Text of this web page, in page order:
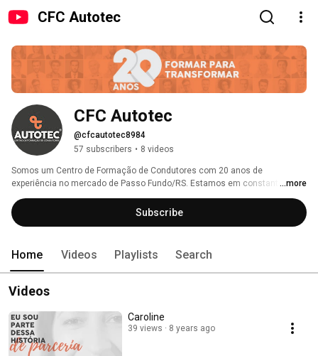
CFC Autotec
CFC Autotec
@cfcautotec8984
57 subscribers • 8 videos
Somos um Centro de Formação de Condutores com 20 anos de
experiência no mercado de Passo Fundo/RS. Estamos em constante
aprendizado, buscando sempre mais conhecimento. Nosso envolvimento
com a comunidade é permanente, através de inúmeras ações que
desenvolvemos. Acreditamos na educação continuada no trânsito e que a
procuramos ir além da nossa atividade -fim de Primeira Habilitação,
Mudança de Categoria, Renovação Habilitação e Cursos Especiais,
buscamos formar cidadãos condutores do respeito e da conscientização.
...more
Subscribe
Home Videos Playlists Search
Videos
Caroline
39 views 8 years ago